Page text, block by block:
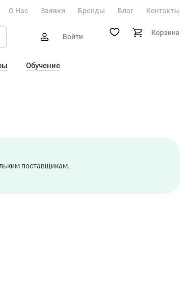
О Нас Заявки Бренды Блог Контакты
Войти Корзина
Обучение
поставщикам.